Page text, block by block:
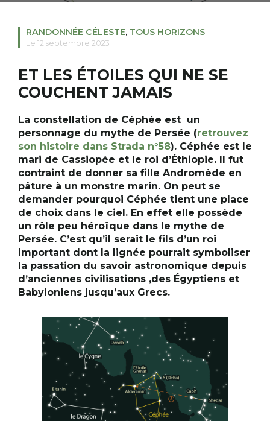
RECHERCHER
FACEBOOKINSTAGRAM
LINKEDINYOUTUBE
RANDONNÉE CÉLESTE, TOUS HORIZONS
Le 12 septembre 2023
ET LES ÉTOILES QUI NE SE
COUCHENT JAMAIS
La constellation de Céphée est un
personnage du mythe de Persée (retrouvez
son histoire dans Strada n°58). Céphée est le
mari de Cassiopée et le roi d’Éthiopie. Il fut
contraint de donner sa fille Andromède en
pâture à un monstre marin. On peut se
demander pourquoi Céphée tient une place
de choix dans le ciel. En effet elle possède
un rôle peu héroïque dans le mythe de
Persée. C’est qu’il serait le fils d’un roi
important dont la lignée pourrait symboliser
la passation du savoir astronomique depuis
d’anciennes civilisations ,des Égyptiens et
Babyloniens jusqu’aux Grecs.